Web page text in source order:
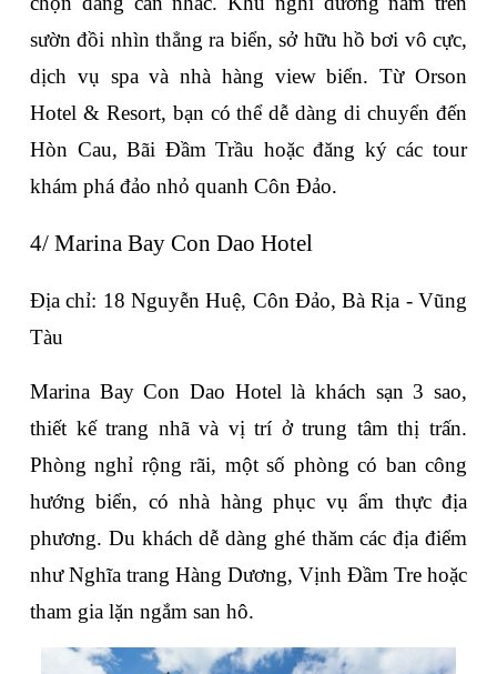
sườn đồi nhìn thẳng ra biển, sở hữu hồ bơi vô cực,
dịch vụ spa và nhà hàng view biển. Từ Orson
Hotel & Resort, bạn có thể dễ dàng di chuyển đến
Hòn Cau, Bãi Đầm Trầu hoặc đăng ký các tour
khám phá đảo nhỏ quanh Côn Đảo.
4/ Marina Bay Con Dao Hotel
Địa chỉ: 18 Nguyễn Huệ, Côn Đảo, Bà Rịa - Vũng
Tàu
Marina Bay Con Dao Hotel là khách sạn 3 sao,
thiết kế trang nhã và vị trí ở trung tâm thị trấn.
Phòng nghỉ rộng rãi, một số phòng có ban công
hướng biển, có nhà hàng phục vụ ẩm thực địa
phương. Du khách dễ dàng ghé thăm các địa điểm
như Nghĩa trang Hàng Dương, Vịnh Đầm Tre hoặc
tham gia lặn ngắm san hô.